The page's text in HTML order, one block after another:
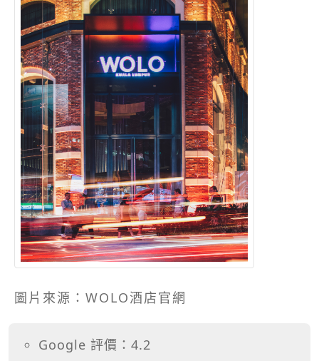
圖片來源：WOLO酒店官網
Google 評價：4.2